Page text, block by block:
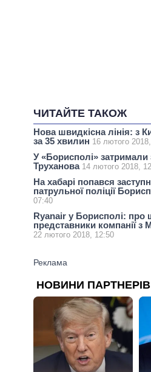
ЧИТАЙТЕ ТАКОЖ
Нова швидкісна лінія: з
за 35 хвилин 16 лютого
У «Борисполі» затримали
Труханова 14 лютого 2018,
На хабарі попався
патрульної поліції
07:40
Ryanair у Борисполі: про
представники компанії з
22 лютого 2018, 12:50